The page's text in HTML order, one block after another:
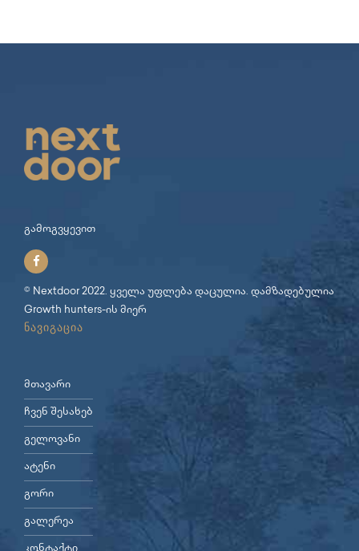
გამოგვყევით
© Nextdoor 2022. ყველა უფლება დაცულია. დამზადებულია
Growth hunters-ის მიერ
ნავიგაცია
მთავარი
ჩვენ შესახებ
გელოვანი
ატენი
გორი
გალერეა